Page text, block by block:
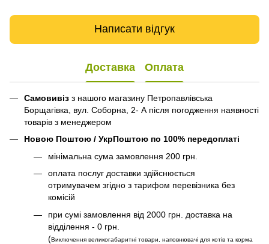
Написати відгук
Доставка Оплата
Самовивіз з нашого магазину Петропавлівська
Борщагівка, вул. Соборна, 2- А після погодження наявності
товарів з менеджером
Новою Поштою / УкрПоштою по 100% передоплаті
мінімальна сума замовлення 200 грн.
оплата послуг доставки здійснюється
отримувачем згідно з тарифом перевізника без
комісій
при сумі замовлення від 2000 грн. доставка на
відділення - 0 грн.
(Виключення великогабаритні товари, наповнювачі для котів та корма